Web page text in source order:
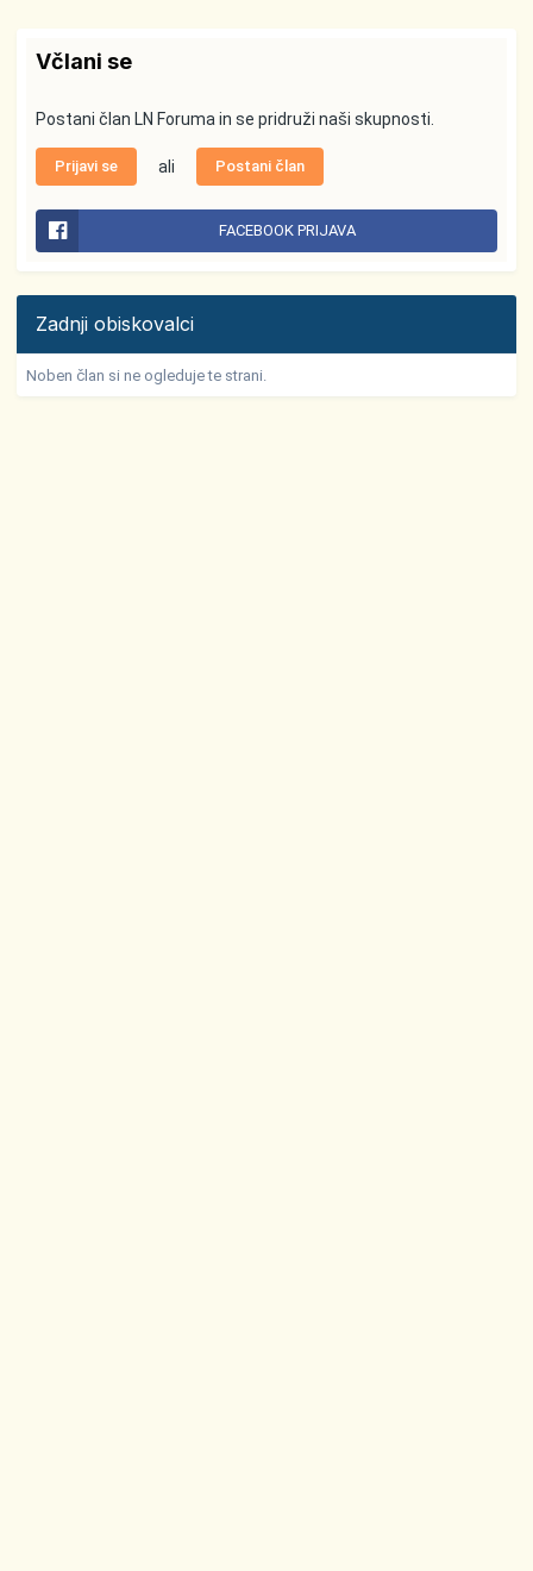
Včlani se
Postani član LN Foruma in se pridruži naši skupnosti.
Prijavi se ali Postani član
FACEBOOK PRIJAVA
Zadnji obiskovalci
Noben član si ne ogleduje te strani.